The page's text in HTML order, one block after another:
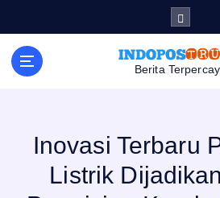
i
Berita
Inovasi Terbaru
Listrik